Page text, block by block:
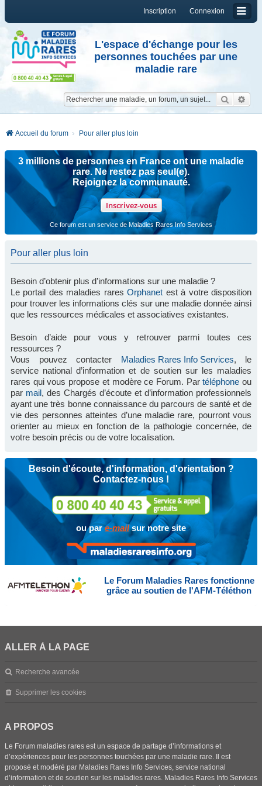
Connexion
Inscription
L'espace d'échange pour les
personnes touchées par une
maladie rare
Accueil du forum Pour aller plus loin
3 millions de personnes en France ont une maladie
rare. Ne restez pas seul(e).
Rejoignez la communauté.
Inscrivez-vous
Ce forum est un service de Maladies Rares Info Services
Pour aller plus loin
Besoin d’obtenir plus d’informations sur une maladie ?
Le portail des maladies raresOrphanet est à votre disposition
pour trouver les informations clés sur une maladie donnée ainsi
que les ressources médicales et associatives existantes.
Besoin d’aide pour vous y retrouver parmi toutes ces
ressources ?
Vous pouvez contacter Maladies Rares Info Services, le
service national d’information et de soutien sur les maladies
rares qui vous propose et modère ce Forum. Partéléphone ou
par mail, des Chargés d’écoute et d’information professionnels
ayant une très bonne connaissance du parcours de santé et de
vie des personnes atteintes d’une maladie rare, pourront vous
orienter au mieux en fonction de la pathologie concernée, de
votre besoin précis ou de votre localisation.
Besoin d'écoute, d'information, d'orientation ?
Contactez-nous !
ou pare-mailsur notre site
Le Forum Maladies Rares fonctionne
grâce au soutien de l'AFM-Téléthon
ALLER À LA PAGE
Recherche avancée
Supprimer les cookies
A PROPOS
Le Forum maladies rares est un espace de partage d’informations et
d’expériences pour les personnes touchées par une maladie rare. Il est
proposé et modéré par Maladies Rares Info Services, service national
d’information et de soutien sur les maladies rares. Maladies Rares Info Services